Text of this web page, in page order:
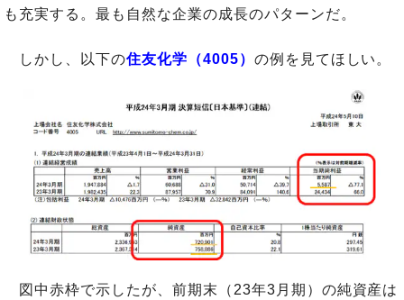
も充実する。最も自然な企業の成長のパターンだ。
しかし、以下の住友化学（4005） の例を見てほしい。
図中赤枠で示したが、前期末（23年3月期）の純資産は